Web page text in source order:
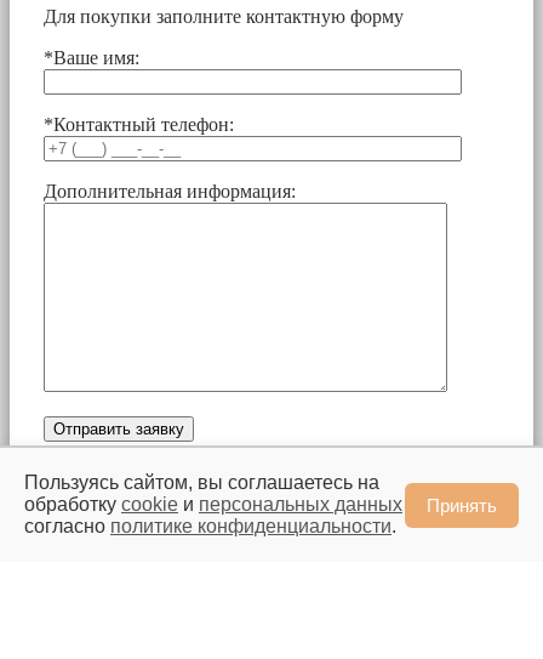
Пользуясь сайтом, вы соглашаетесь на
обработку cookie и персональных данных
согласно политике конфиденциальности.
Принять
Для покупки заполните контактную форму
*Ваше имя:
*Контактный телефон:
Дополнительная информация:
Заказать звонок